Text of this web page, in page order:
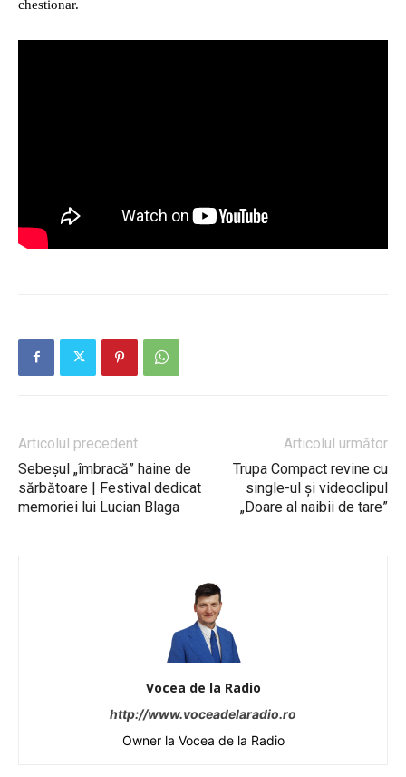
chestionar.
Articolul precedent
Sebeșul „îmbracă” haine de
sărbătoare | Festival dedicat
memoriei lui Lucian Blaga
Articolul următor
Trupa Compact revine cu
single-ul și videoclipul
„Doare al naibii de tare”
Vocea de la Radio
http://www.voceadelaradio.ro
Owner la Vocea de la Radio